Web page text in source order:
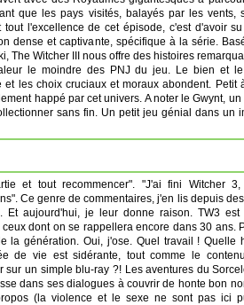
que les pays visités, balayés par les vents,
l'excellence de cet épisode, c'est d'avoir
dense et captivante, spécifique à la série.
The Witcher III nous offre des histoires
le moindre des PNJ du jeu. Le bien et
et les choix cruciaux et moraux abondent. Petit
happé par cet univers. A noter le Gwynt, un
sans fin. Un petit jeu génial dans un
et tout recommencer". "J'ai fini Witcher
Ce genre de commentaires, j'en lis depuis
Et aujourd'hui, je leur donne raison. TW3 est
dont on se rappellera encore dans 30 ans.
la génération. Oui, j'ose. Quel travail ! Quelle
de vie est sidérante, tout comme le
sur un simple blu-ray ?! Les aventures du
dans ses dialogues à couvrir de honte bon
(la violence et le sexe ne sont pas ici